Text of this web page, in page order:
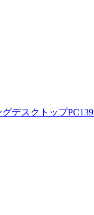
デスクトップPC139